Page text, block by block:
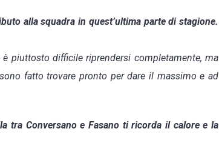
alla squadra in quest’ultima parte di stagione.
piuttosto difficile riprendersi completamente, ma
fatto trovare pronto per dare il massimo e ad
tra Conversano e Fasano ti ricorda il calore e la